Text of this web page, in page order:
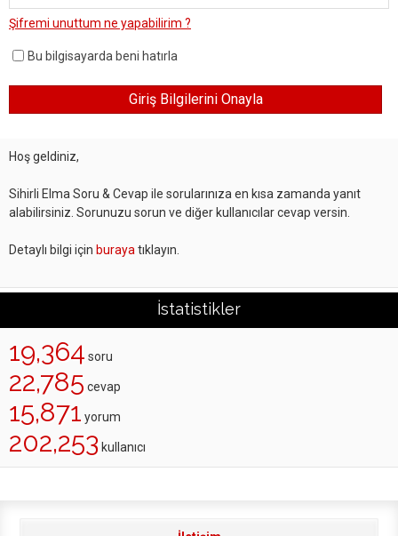
Şifremi unuttum ne yapabilirim ?
Bu bilgisayarda beni hatırla
Hoş geldiniz,
Sihirli Elma Soru & Cevap ile sorularınıza en kısa zamanda yanıt
alabilirsiniz. Sorunuzu sorun ve diğer kullanıcılar cevap versin.
Detaylı bilgi için buraya tıklayın.
İstatistikler
19,364 soru
22,785 cevap
15,871 yorum
202,253 kullanıcı